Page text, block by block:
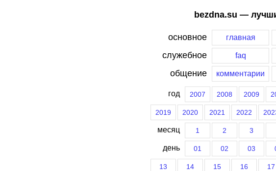
bezdna.su —
основное главная
служебное faq
общение комментарии
год 2007 2008 2009
2019 2020 2021 2022
месяц 1 2 3
день 01 02 03
13 14 15 16 17